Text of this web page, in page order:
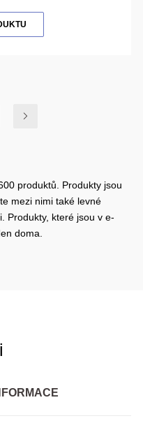
produktů. Produkty jsou
mezi nimi také levné
Produkty, které jsou v e-
doma.